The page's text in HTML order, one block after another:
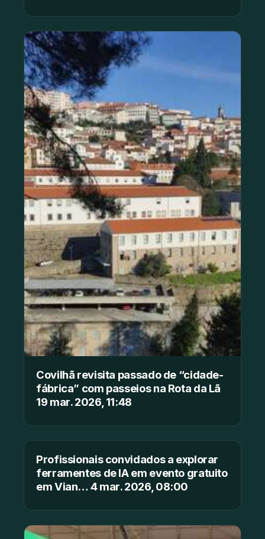
Covilhã revisita passado de “cidade-
fábrica” com passeios na Rota da Lã
19 mar. 2026, 11:48
Profissionais convidados a explorar
ferramentes de IA em evento gratuito
em Vian… 4 mar. 2026, 08:00